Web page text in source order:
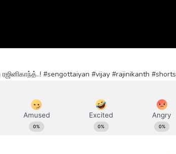
#sengottaiyan #vijay #rajinikanth #shorts